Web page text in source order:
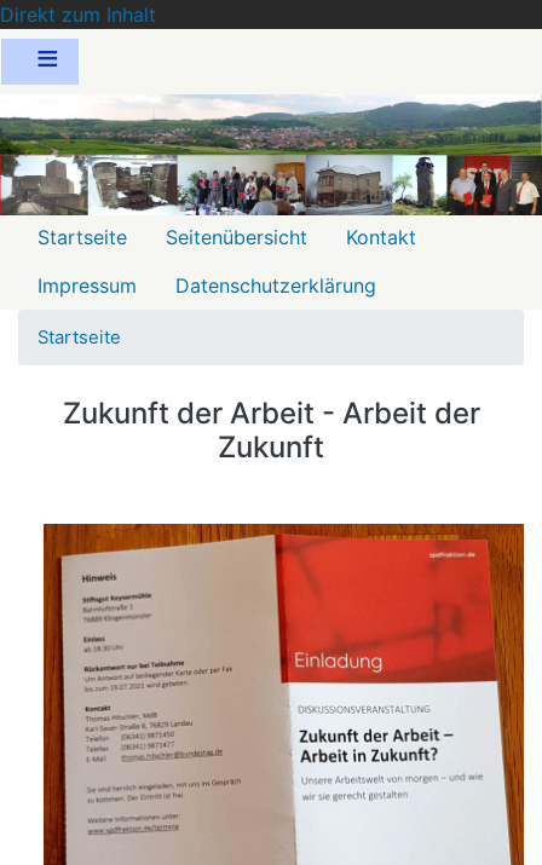
Direkt zum Inhalt
Menu
Startseite Seitenübersicht
Kontakt
Impressum
Datenschutzerklärung
Startseite
Zukunft der Arbeit - Arbeit der
Zukunft